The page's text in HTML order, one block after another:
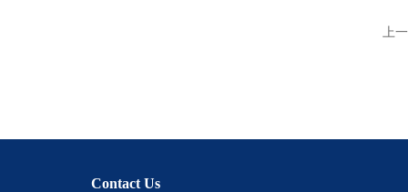
上
Contact Us